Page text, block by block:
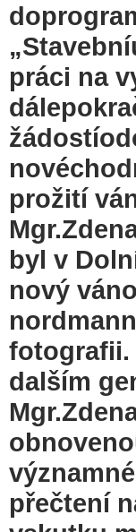
práci na
prožití
byl v
nový
fotografii.
dalším
přečtení